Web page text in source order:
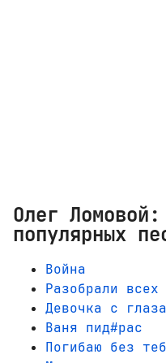
Олег
популярных
Война
Разобрали
Девочка с
Ваня пид#рас
Погибаю без